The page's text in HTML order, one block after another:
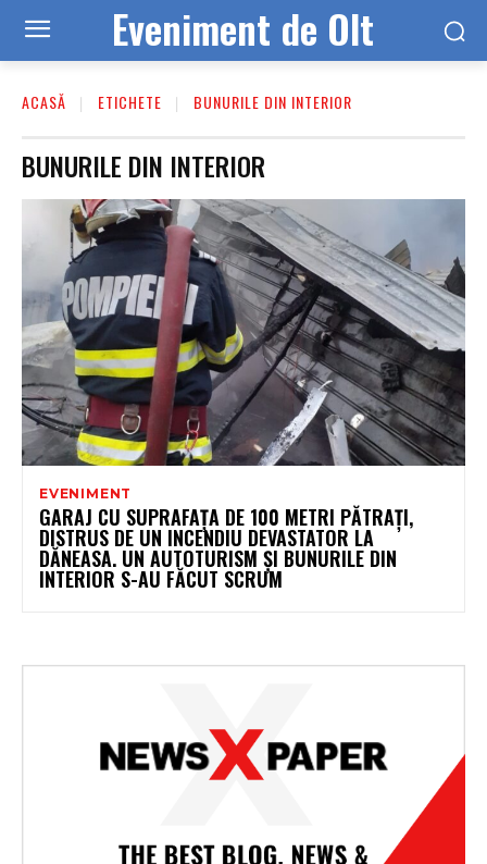
Eveniment de Olt
ACASĂ ETICHETE BUNURILE DIN INTERIOR
BUNURILE DIN INTERIOR
EVENIMENT
GARAJ CU SUPRAFAȚA DE 100 METRI PĂTRAȚI,
DISTRUS DE UN INCENDIU DEVASTATOR LA
DĂNEASA. UN AUTOTURISM ȘI BUNURILE DIN
INTERIOR S-AU FĂCUT SCRUM